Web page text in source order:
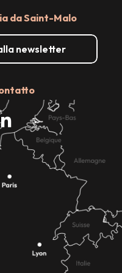
da Saint-Malo
newsletter